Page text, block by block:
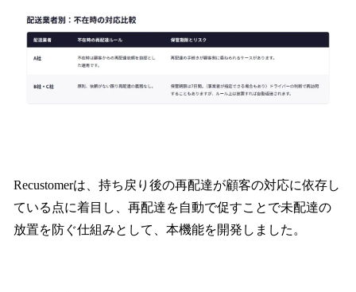
Recustomerは、持ち戻り後の再配達が顧客の対応に依存し
ている点に着目し、再配達を自動で促すことで未配達の
放置を防ぐ仕組みとして、本機能を開発しました。